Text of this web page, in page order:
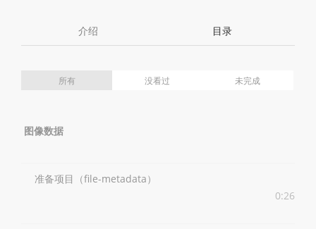
介绍 目录
所有 没看过 未完成
图像数据
准备项目（file-metadata）
0:26